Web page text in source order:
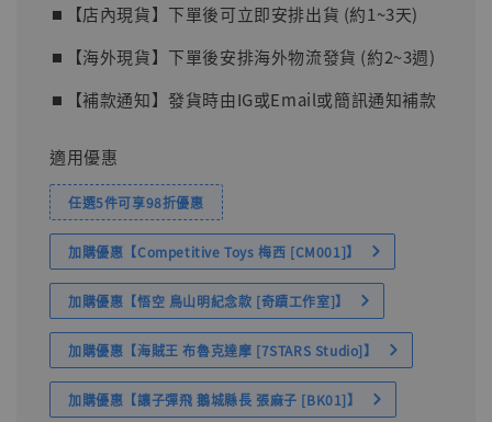
⏹︎【店內現貨】下單後可立即安排出貨 (約1~3天)
⏹︎【海外現貨】下單後安排海外物流發貨 (約2~3週)
⏹︎【補款通知】發貨時由IG或Email或簡訊通知補款
適用優惠
任選5件可享98折優惠
加購優惠【Competitive Toys 梅西 [CM001]】
加購優惠【悟空 鳥山明紀念款 [奇蹟工作室]】
加購優惠【海賊王 布魯克達摩 [7STARS Studio]】
加購優惠【讓子彈飛 鵝城縣長 張麻子 [BK01]】